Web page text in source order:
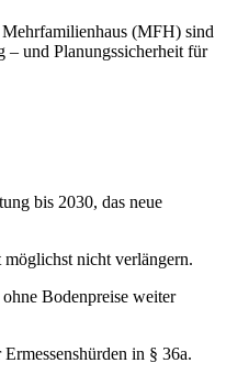
(MFH) sind
– und Planungssicherheit für
bis 2030, das neue
möglichst nicht verlängern.
Bodenpreise weiter
in § 36a.